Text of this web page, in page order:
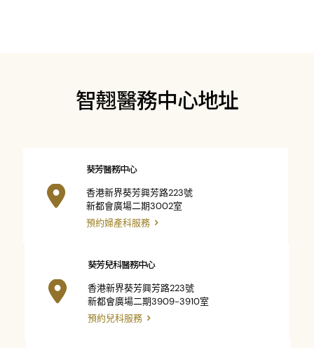
智翹醫務中心地址
葵芳醫務中心
香港新界葵芳興芳路223號
新都會廣場二期3002室
預約婦產科服務
葵芳兒科醫務中心
香港新界葵芳興芳路223號
新都會廣場二期3909-3910室
預約兒科服務